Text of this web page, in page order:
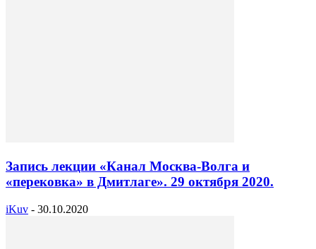
Запись лекции «Канал Москва-Волга и
«перековка» в Дмитлаге». 29 октября 2020.
iKuv - 30.10.2020